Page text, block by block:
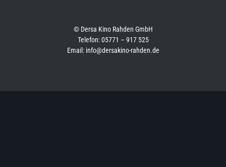
© Dersa Kino Rahden GmbH
Telefon: 05771 – 917 525
Email: info@dersakino-rahden.de